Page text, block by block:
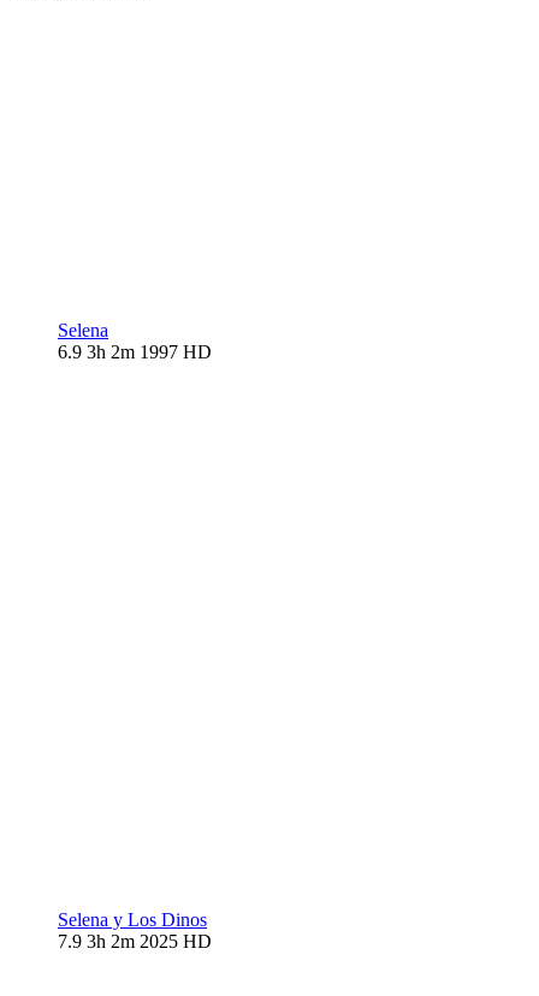
Selena
6.9 3h 2m 1997 HD
Selena y Los Dinos
7.9 3h 2m 2025 HD